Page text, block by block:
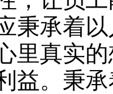
秉承着
里真实
益。秉